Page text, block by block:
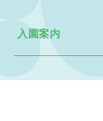
入園案内